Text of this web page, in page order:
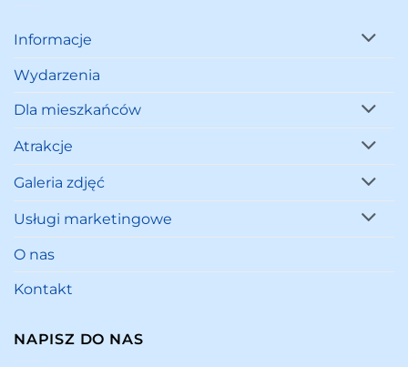
Informacje
Wydarzenia
Dla mieszkańców
Atrakcje
Galeria zdjęć
Usługi marketingowe
O nas
Kontakt
NAPISZ DO NAS